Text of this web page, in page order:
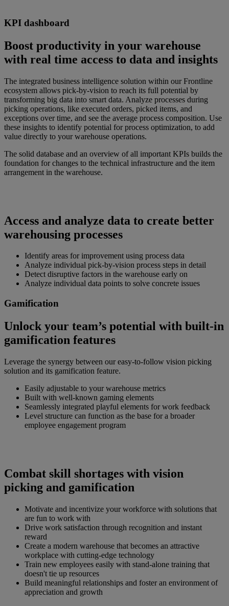
KPI dashboard
Boost productivity in your warehouse
with real time access to data and insights
The integrated business intelligence solution within our Frontline
ecosystem allows pick-by-vision to reach its full potential by
transforming big data into smart data. Analyze processes during
picking operations, like executed orders, picked items, and
exceptions over time, and see the average process composition. Use
these insights to identify potential for process optimization, to add
value directly to your warehouse operations.
The solid database and an overview of all important KPIs builds the
foundation for changes to the technical infrastructure and the item
arrangement in the warehouse.
Access and analyze data to create better
warehousing processes
Identify areas for improvement using process data
Analyze individual pick-by-vision process steps in detail
Detect disruptive factors in the warehouse early on
Analyze individual data points to solve concrete issues
Gamification
Unlock your team’s potential with built-in
gamification features
Leverage the synergy between our easy-to-follow vision picking
solution and its gamification feature.
Easily adjustable to your warehouse metrics
Built with well-known gaming elements
Seamlessly integrated playful elements for work feedback
Level structure can function as the base for a broader
employee engagement program
Combat skill shortages with vision
picking and gamification
Motivate and incentivize your workforce with solutions that
are fun to work with
Drive work satisfaction through recognition and instant
reward
Create a modern warehouse that becomes an attractive
workplace with cutting-edge technology
Train new employees easily with stand-alone training that
doesn't tie up resources
Build meaningful relationships and foster an environment of
appreciation and growth